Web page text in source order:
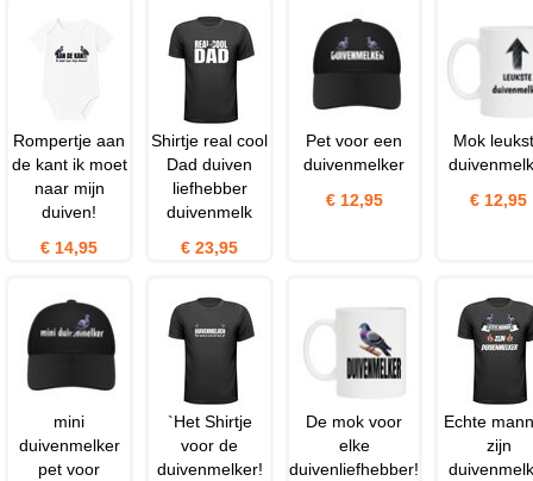
Rompertje aan
de kant ik moet
naar mijn
duiven!
€ 14,95
Shirtje real cool
Dad duiven
liefhebber
duivenmelk
€ 23,95
Pet voor een
duivenmelker
€ 12,95
Mok
€ 12,95
mini
duivenmelker
pet voor
`Het Shirtje
voor de
duivenmelker!
De mok voor
elke
duivenliefhebber!
Echte
zijn